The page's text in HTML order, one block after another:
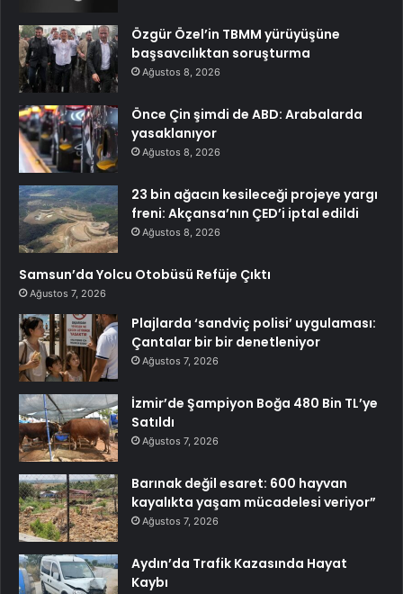
Özgür Özel’in TBMM yürüyüşüne
başsavcılıktan soruşturma
Ağustos 8, 2026
Önce Çin şimdi de ABD: Arabalarda
yasaklanıyor
Ağustos 8, 2026
23 bin ağacın kesileceği projeye yargı
freni: Akçansa’nın ÇED’i iptal edildi
Ağustos 8, 2026
Samsun’da Yolcu Otobüsü Refüje Çıktı
Ağustos 7, 2026
Plajlarda ‘sandviç polisi’ uygulaması:
Çantalar bir bir denetleniyor
Ağustos 7, 2026
İzmir’de Şampiyon Boğa 480 Bin TL’ye
Satıldı
Ağustos 7, 2026
Barınak değil esaret: 600 hayvan
kayalıkta yaşam mücadelesi veriyor”
Ağustos 7, 2026
Aydın’da Trafik Kazasında Hayat
Kaybı